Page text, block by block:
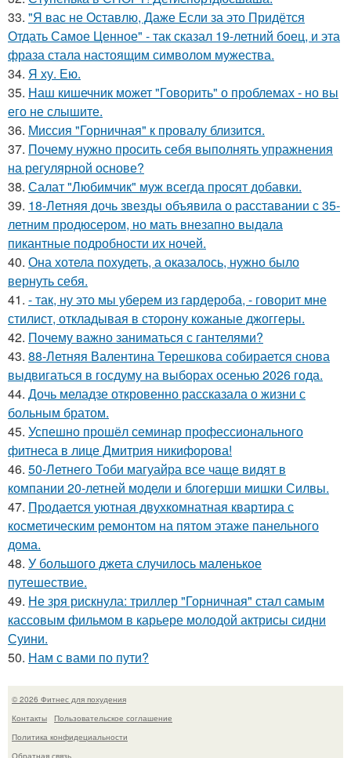
33. "Я вас не Оставлю, Даже Если за это Придётся
Отдать Самое Ценное" - так сказал 19-летний боец, и эта
фраза стала настоящим символом мужества.
34. Я ху. Ею.
35. Наш кишечник может "Говорить" о проблемах - но вы
его не слышите.
36. Миссия "Горничная" к провалу близится.
37. Почему нужно просить себя выполнять упражнения
на регулярной основе?
38. Салат "Любимчик" муж всегда просят добавки.
39. 18-Летняя дочь звезды объявила о расставании с 35-
летним продюсером, но мать внезапно выдала
пикантные подробности их ночей.
40. Она хотела похудеть, а оказалось, нужно было
вернуть себя.
41. - так, ну это мы уберем из гардероба, - говорит мне
стилист, откладывая в сторону кожаные джоггеры.
42. Почему важно заниматься с гантелями?
43. 88-Летняя Валентина Терешкова собирается снова
выдвигаться в госдуму на выборах осенью 2026 года.
44. Дочь меладзе откровенно рассказала о жизни с
больным братом.
45. Успешно прошёл семинар профессионального
фитнеса в лице Дмитрия никифорова!
46. 50-Летнего Тоби магуайра все чаще видят в
компании 20-летней модели и блогерши мишки Силвы.
47. Продается уютная двухкомнатная квартира с
косметическим ремонтом на пятом этаже панельного
дома.
48. У большого джета случилось маленькое
путешествие.
49. Не зря рискнула: триллер "Горничная" стал самым
кассовым фильмом в карьере молодой актрисы сидни
Суини.
50. Нам с вами по пути?
© 2026 Фитнес для похудения
Контакты
Пользовательское соглашение
Политика конфидециальности